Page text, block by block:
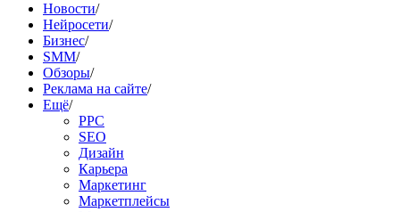
Новости/
Нейросети/
Бизнес/
SMM/
Обзоры/
Реклама на сайте/
Ещё/
PPC
SEO
Дизайн
Карьера
Маркетинг
Маркетплейсы